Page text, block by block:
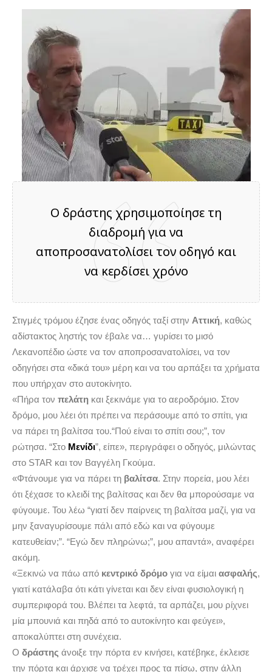
Ο δράστης χρησιμοποίησε τη
διαδρομή για να
αποπροσανατολίσει τον οδηγό και
να κερδίσει χρόνο
Στιγμές τρόμου έζησε ένας οδηγός ταξί στην Αττική, καθώς
αδίστακτος ληστής τον έβαλε να… γυρίσει το μισό
Λεκανοπέδιο ώστε να τον αποπροσανατολίσει, να τον
οδηγήσει στα «δικά του» μέρη και να του αρπάξει τα χρήματα
που υπήρχαν στο αυτοκίνητο.
«Πήρα τον πελάτη και ξεκινάμε για το αεροδρόμιο. Στον
δρόμο, μου λέει ότι πρέπει να περάσουμε από το σπίτι, για
να πάρει τη βαλίτσα του.“Πού είναι το σπίτι σου;”, τον
ρώτησα. “Στο Μενίδι”, είπε», περιγράφει ο οδηγός, μιλώντας
στο STAR και τον Βαγγέλη Γκούμα.
«Φτάνουμε για να πάρει τη βαλίτσα. Στην πορεία, μου λέει
ότι ξέχασε το κλειδί της βαλίτσας και δεν θα μπορούσαμε να
φύγουμε. Του λέω “γιατί δεν παίρνεις τη βαλίτσα μαζί, για να
μην ξαναγυρίσουμε πάλι από εδώ και να φύγουμε
κατευθείαν;”. “Εγώ δεν πληρώνω;”, μου απαντά», αναφέρει
ακόμη.
«Ξεκινώ να πάω από κεντρικό δρόμο για να είμαι ασφαλής,
γιατί κατάλαβα ότι κάτι γίνεται και δεν είναι φυσιολογική η
συμπεριφορά του. Βλέπει τα λεφτά, τα αρπάζει, μου ρίχνει
μία μπουνιά και πηδά από το αυτοκίνητο και φεύγει»,
αποκαλύπτει στη συνέχεια.
Ο δράστης άνοιξε την πόρτα εν κινήσει, κατέβηκε, έκλεισε
την πόρτα και άρχισε να τρέχει προς τα πίσω, στην άλλη